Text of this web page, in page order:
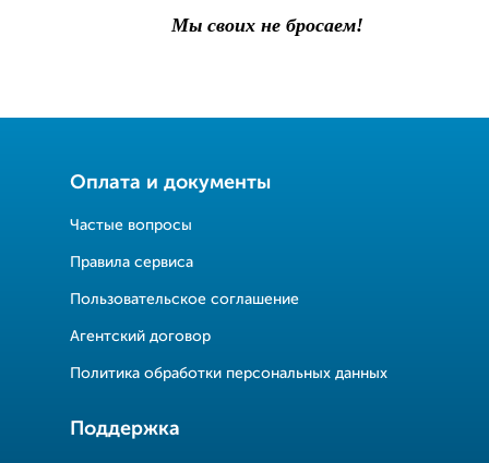
Мы своих не бросаем!
Оплата и документы
Частые вопросы
Правила сервиса
Пользовательское соглашение
Агентский договор
Политика обработки персональных данных
Поддержка